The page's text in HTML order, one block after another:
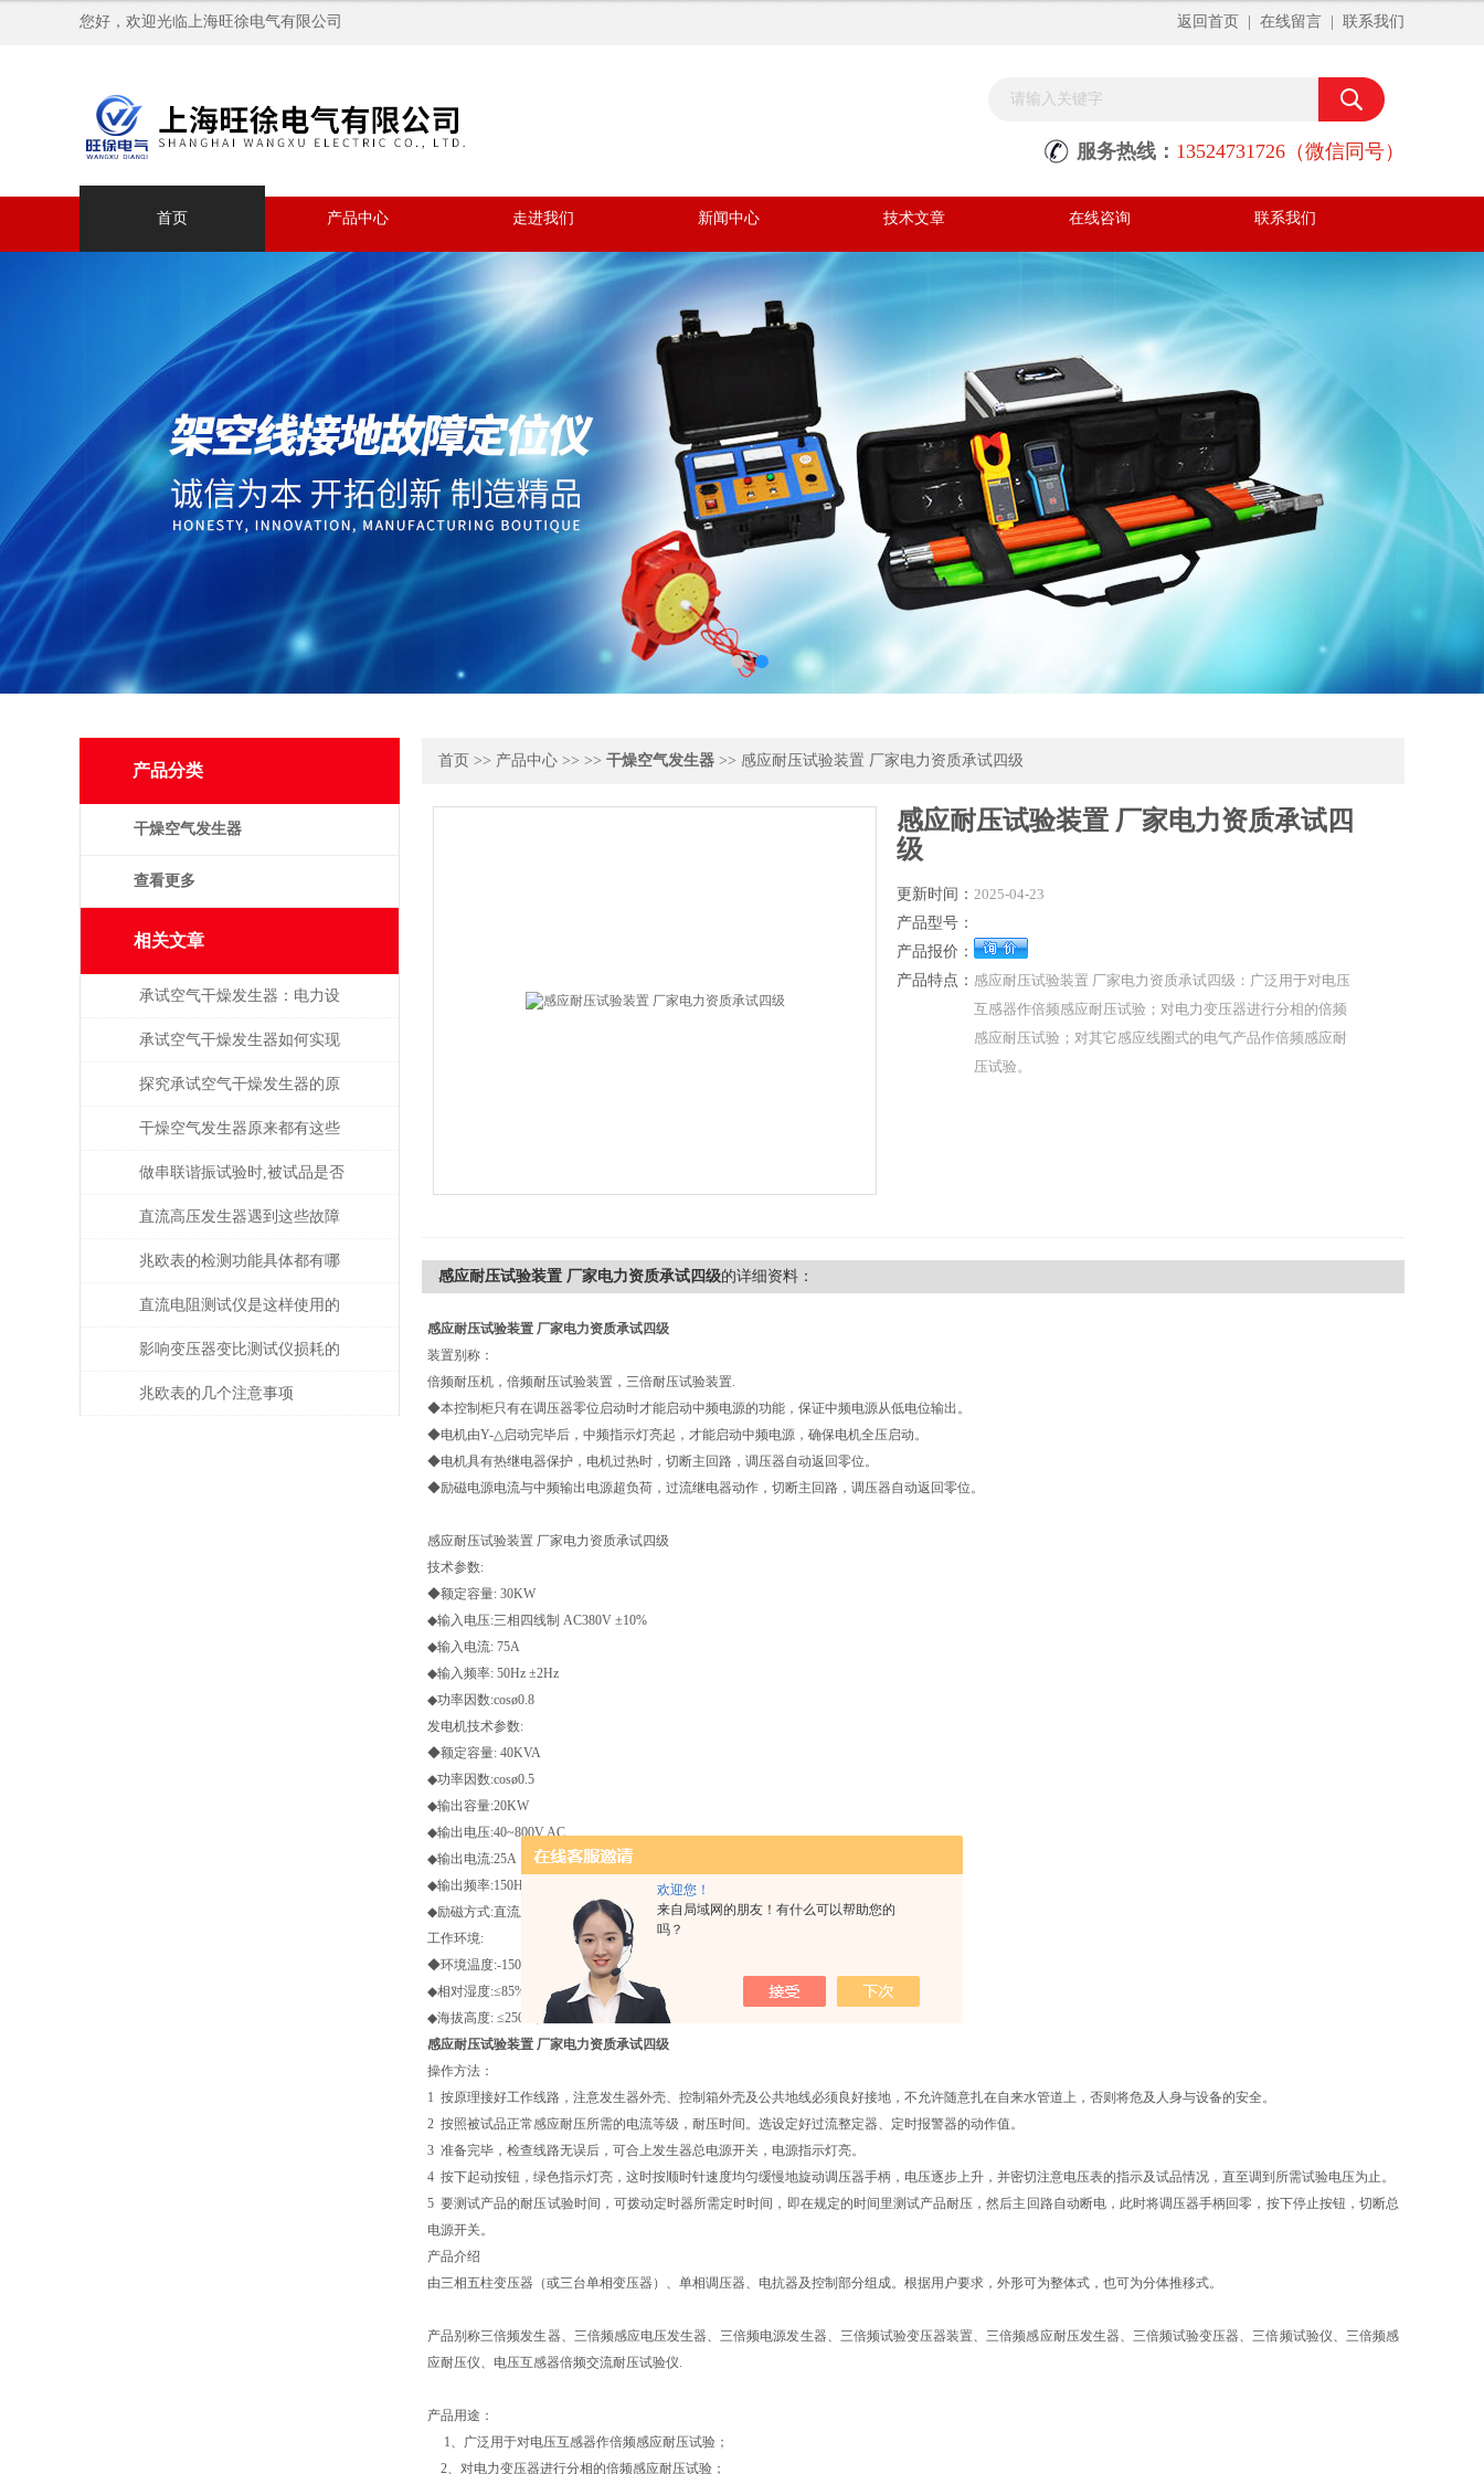
欢迎您！
来自局域网的朋友！有什么可以帮助您的
吗？
您好，欢迎光临上海旺徐电气有限公司 返回首页 在线留言 联系我们
服务热线： 13524731726（微信同号）
首页 产品中心 走进我们 新闻中心 技术文章 在线咨询 联系我们
产品分类
干燥空气发生器
查看更多
相关文章
承试空气干燥发生器：电力设
备绝缘维护的守护者
承试空气干燥发生器如何实现
自动化控制？
探究承试空气干燥发生器的原
理与应用
干燥空气发生器原来都有这些
性能和特点
做串联谐振试验时,被试品是否
被击穿该如何判断？
直流高压发生器遇到这些故障
该如何处理？
兆欧表的检测功能具体都有哪
些？
直流电阻测试仪是这样使用的
吗？
影响变压器变比测试仪损耗的
主要因素是什么？
兆欧表的几个注意事项
首页 >> 产品中心 >> >> 干燥空气发生器 >> 感应耐压试验装置 厂家电力资质承试四级
感应耐压试验装置 厂家电力资质承试四
级
更新时间： 2025-04-23
产品型号：
产品报价：
产品特点： 感应耐压试验装置 厂家电力资质承试四级：广泛用于对电压
互感器作倍频感应耐压试验；对电力变压器进行分相的倍频
感应耐压试验；对其它感应线圈式的电气产品作倍频感应耐
压试验。
感应耐压试验装置 厂家电力资质承试四级的详细资料：
感应耐压试验装置 厂家电力资质承试四级
装置别称：
倍频耐压机，倍频耐压试验装置，三倍耐压试验装置.
◆本控制柜只有在调压器零位启动时才能启动中频电源的功能，保证中频电源从低电位输出。
◆电机由Y-△启动完毕后，中频指示灯亮起，才能启动中频电源，确保电机全压启动。
◆电机具有热继电器保护，电机过热时，切断主回路，调压器自动返回零位。
◆励磁电源电流与中频输出电源超负荷，过流继电器动作，切断主回路，调压器自动返回零位。
感应耐压试验装置 厂家电力资质承试四级
技术参数:
◆额定容量: 30KW
◆输入电压:三相四线制 AC380V ±10%
◆输入电流: 75A
◆输入频率: 50Hz ±2Hz
◆功率因数:cosø0.8
发电机技术参数:
◆额定容量: 40KVA
◆功率因数:cosø0.5
◆输出容量:20KW
◆输出电压:40~800V AC
◆输出电流:25A
◆输出频率:150Hz ±2Hz
◆励磁方式:直流励磁调节
工作环境:
◆环境温度:-150C –45 0C
◆相对湿度:≤85%RH
◆海拔高度: ≤2500米
感应耐压试验装置 厂家电力资质承试四级
操作方法：
1 按原理接好工作线路，注意发生器外壳、控制箱外壳及公共地线必须良好接地，不允许随意扎在自来水管道上，否则将危及人身与设备的安全。
2 按照被试品正常感应耐压所需的电流等级，耐压时间。选设定好过流整定器、定时报警器的动作值。
3 准备完毕，检查线路无误后，可合上发生器总电源开关，电源指示灯亮。
4 按下起动按钮，绿色指示灯亮，这时按顺时针速度均匀缓慢地旋动调压器手柄，电压逐步上升，并密切注意电压表的指示及试品情况，直至调到所需试验电压为止。
5 要测试产品的耐压试验时间，可拨动定时器所需定时时间，即在规定的时间里测试产品耐压，然后主回路自动断电，此时将调压器手柄回零，按下停止按钮，切断总
电源开关。
产品介绍
由三相五柱变压器（或三台单相变压器）、单相调压器、电抗器及控制部分组成。根据用户要求，外形可为整体式，也可为分体推移式。
产品别称三倍频发生器、三倍频感应电压发生器、三倍频电源发生器、三倍频试验变压器装置、三倍频感应耐压发生器、三倍频试验变压器、三倍频试验仪、三倍频感
应耐压仪、电压互感器倍频交流耐压试验仪.
产品用途：
1、广泛用于对电压互感器作倍频感应耐压试验；
2、对电力变压器进行分相的倍频感应耐压试验；